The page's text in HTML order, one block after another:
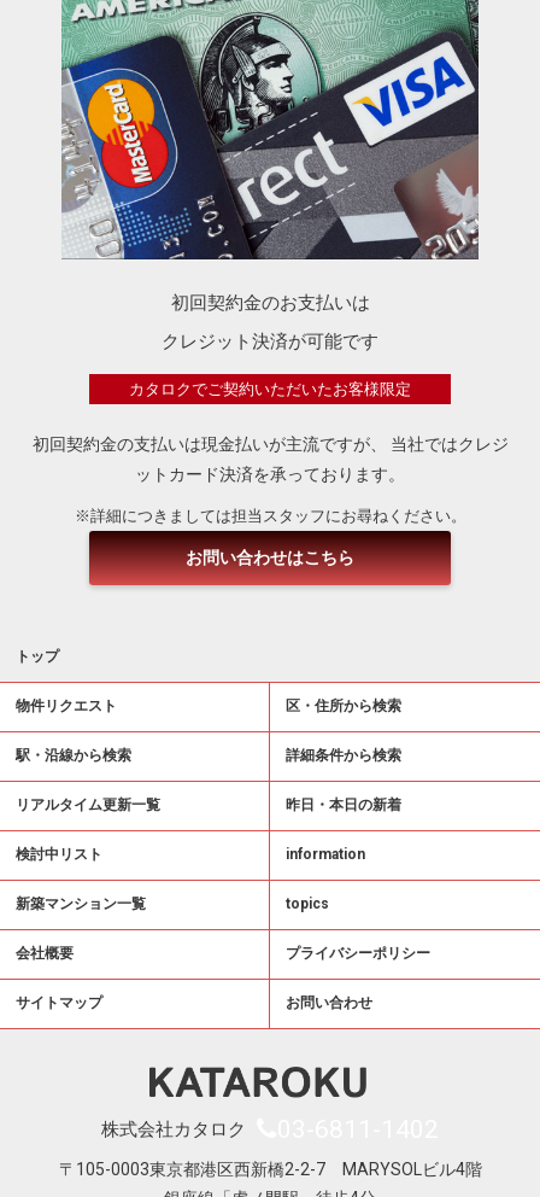
初回契約金のお支払いは
クレジット決済が可能です
カタロクでご契約いただいたお客様限定
初回契約金の支払いは現金払いが主流ですが、
当社ではクレジ
ットカード決済を承っております。
※詳細につきましては担当スタッフにお尋ねください。
お問い合わせはこちら
トップ
物件リクエスト 区・住所から検索
駅・沿線から検索 詳細条件から検索
リアルタイム更新一覧 昨日・本日の新着
検討中リスト information
新築マンション一覧 topics
会社概要 プライバシーポリシー
サイトマップ お問い合わせ
株式会社カタロク
〒105-0003東京都港区西新橋2-2-7 MARYSOLビル4階